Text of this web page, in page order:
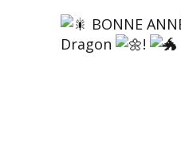
BONNE
Dragon
!